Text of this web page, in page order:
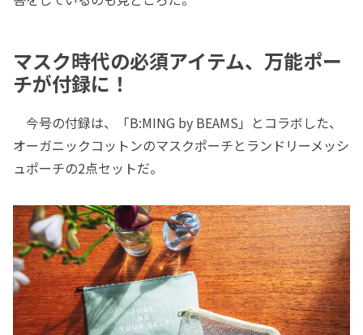
マスク時代の必須アイテム、万能ポー
チが付録に！
今号の付録は、「B:MING by BEAMS」とコラボした、
オーガニックコットンのマスクポーチとランドリーメッシ
ュポーチの2点セットだ。